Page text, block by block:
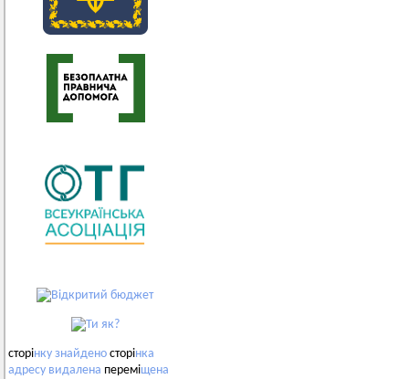
сторінку знайдено сторінка
адресу видалена переміщена